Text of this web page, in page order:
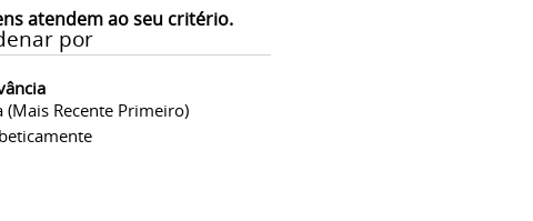
atendem ao seu critério.
por
(mais Recente Primeiro)